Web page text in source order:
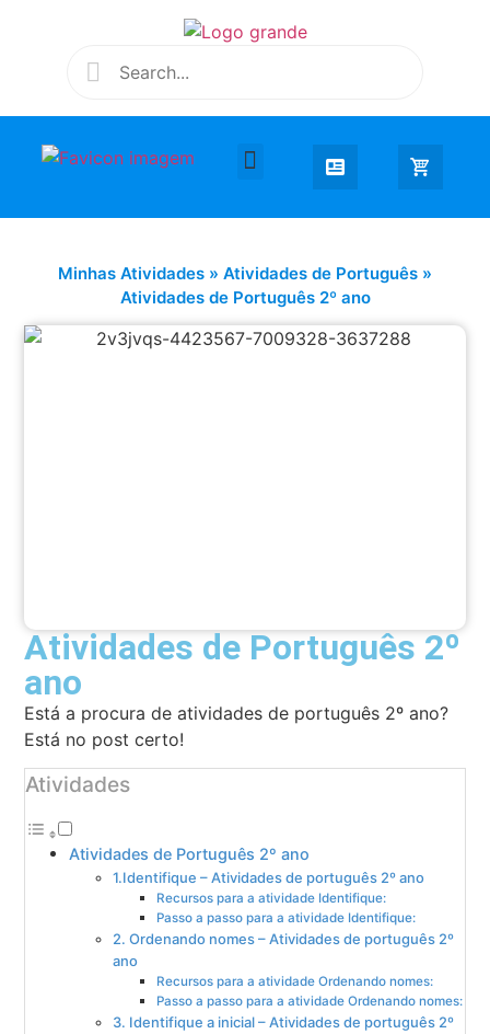
Minhas Atividades » Atividades de Português »
Atividades de Português 2º ano
Atividades de Português 2º
ano
Está a procura de atividades de português 2º ano?
Está no post certo!
Atividades
Atividades de Português 2º ano
1.Identifique – Atividades de português 2º ano
Recursos para a atividade Identifique:
Passo a passo para a atividade Identifique:
2. Ordenando nomes – Atividades de português 2º
ano
Recursos para a atividade Ordenando nomes:
Passo a passo para a atividade Ordenando nomes:
3. Identifique a inicial – Atividades de português 2º